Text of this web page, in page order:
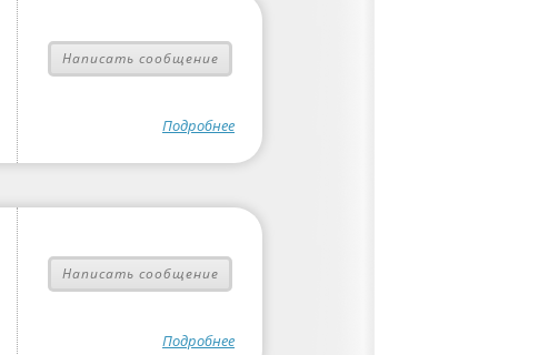
Написать сообщение
Подробнее
Написать сообщение
Подробнее